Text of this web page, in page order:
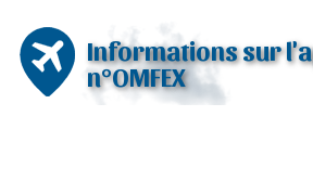
Informations sur
n°OMFEX